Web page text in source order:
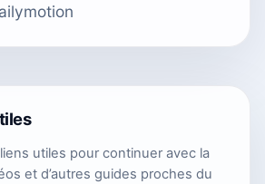
utiles pour continuer avec la
et d’autres guides proches du